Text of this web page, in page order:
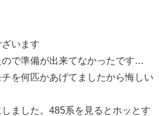
います
で準備が出来てなかったです…
を何匹かあげてましたから悔しい
ました。485系を見るとホッとす